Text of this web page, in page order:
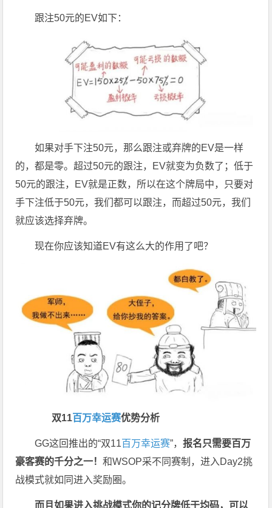
跟注50元的EV如下：
如果对手下注50元，那么跟注或弃牌的EV是一样
的，都是零。超过50元的跟注，EV就变为负数了；低于
50元的跟注，EV就是正数，所以在这个牌局中，只要对
手下注低于50元，我们都可以跟注，而超过50元，我们
就应该选择弃牌。
现在你应该知道EV有这么大的作用了吧？
双11百万幸运赛优势分析
GG这回推出的“双11百万幸运赛”，报名只需要百万
豪客赛的千分之一！和WSOP采不同赛制，进入Day2挑
战模式就如同进入奖励圈。
而且如果进入挑战模式你的记分牌低于均码，可以